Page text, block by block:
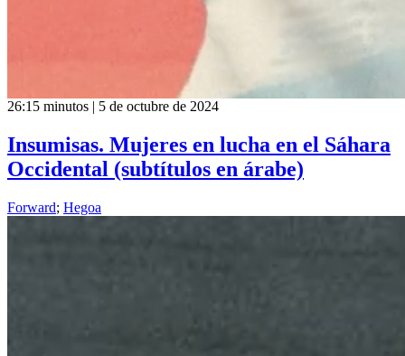
26:15 minutos | 5 de octubre de 2024
Insumisas. Mujeres en lucha en el Sáhara
Occidental (subtítulos en árabe)
Forward; Hegoa